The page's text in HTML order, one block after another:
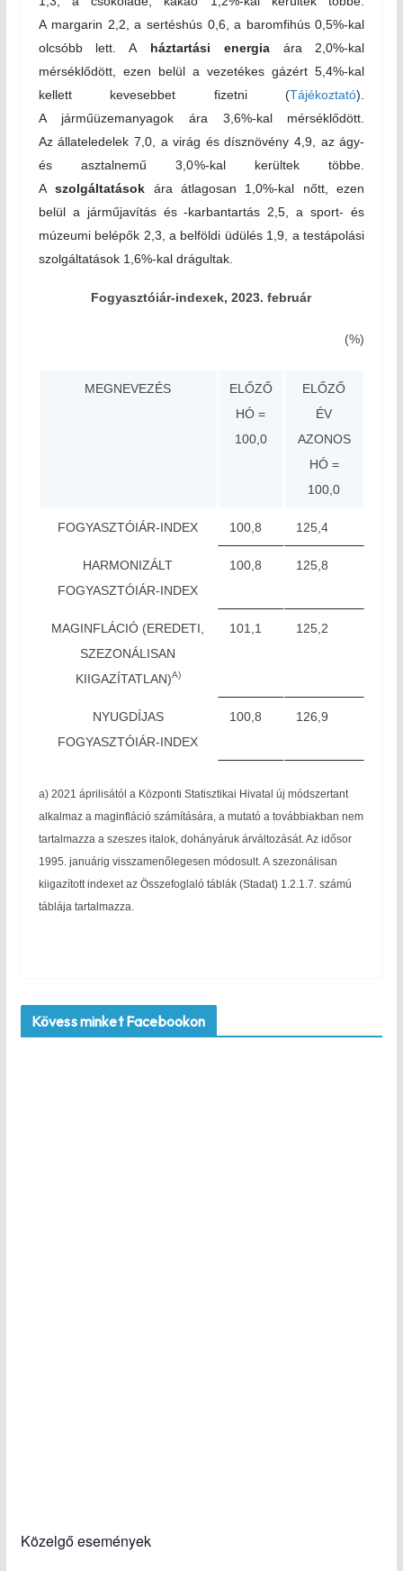
A margarin 2,2, a sertéshús 0,6, a baromfihús 0,5%-kal
olcsóbb lett. A háztartási energiaára 2,0%-kal
mérséklődött, ezen belül a vezetékes gázért 5,4%-kal
kellett kevesebbet fizetni (Tájékoztató).
A járműüzemanyagok ára 3,6%-kal mérséklődött.
Az állateledelek 7,0, a virág és dísznövény 4,9, az ágy-
és asztalnemű 3,0%-kal kerültek többe.
Aszolgáltatások ára átlagosan 1,0%-kal nőtt, ezen
belül a járműjavítás és -karbantartás 2,5, a sport- és
múzeumi belépők 2,3, a belföldi üdülés 1,9, a testápolási
szolgáltatások 1,6%-kal drágultak.
Fogyasztóiár-indexek, 2023. február
(%)
MEGNEVEZÉS
ELŐZŐ
HÓ =
100,0
ELŐZŐ
ÉV
AZONOS
HÓ =
100,0
FOGYASZTÓIÁR-INDEX 100,8 125,4
HARMONIZÁLT
FOGYASZTÓIÁR-INDEX
100,8 125,8
MAGINFLÁCIÓ (EREDETI,
SZEZONÁLISAN
KIIGAZÍTATLAN)A)
101,1 125,2
NYUGDÍJAS
FOGYASZTÓIÁR-INDEX
100,8 126,9
a) 2021 áprilisától a Központi Statisztikai Hivatal új módszertant
alkalmaz a maginfláció számítására, a mutató a továbbiakban nem
tartalmazza a szeszes italok, dohányáruk árváltozását. Az idősor
1995. januárig visszamenőlegesen módosult. A szezonálisan
kiigazított indexet az Összefoglaló táblák (Stadat) 1.2.1.7. számú
táblája tartalmazza.
Kövess minket Facebookon
Közelgő események